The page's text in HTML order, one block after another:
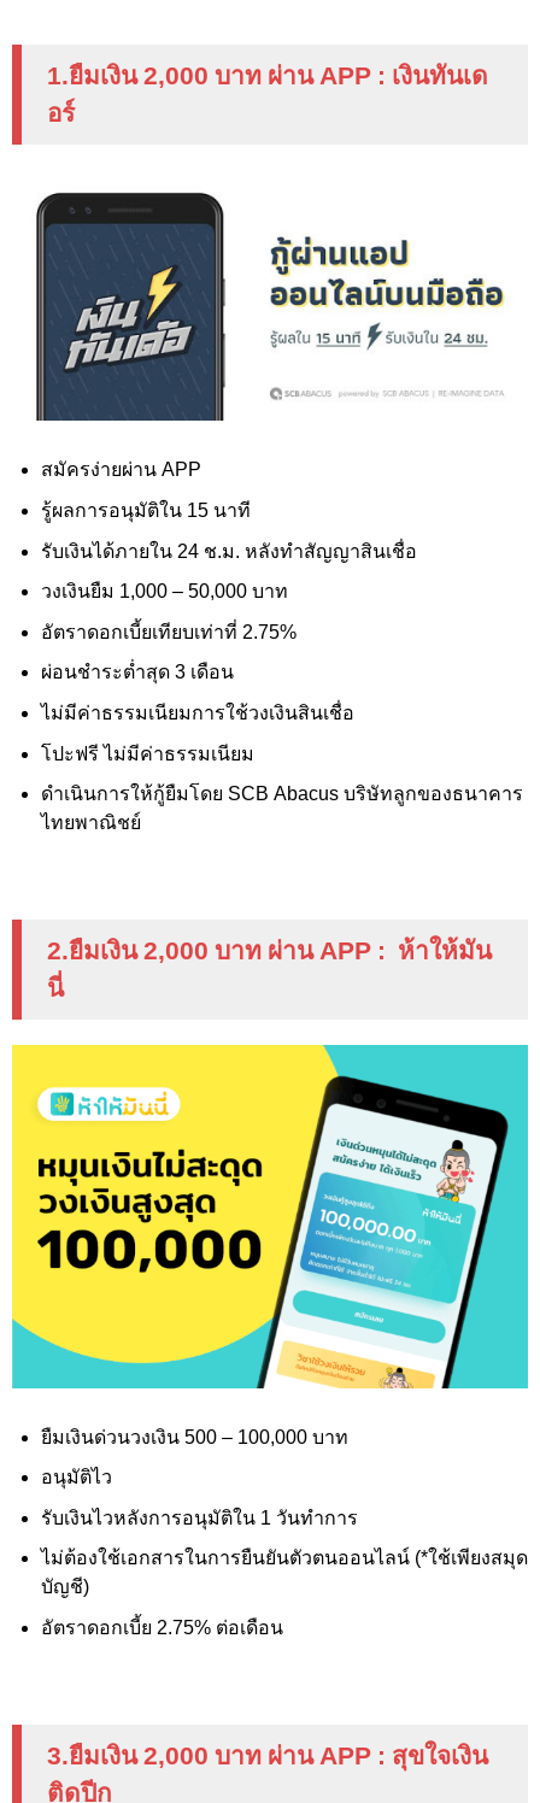
1.ยืมเงิน 2,000 บาท ผ่าน APP : เงินทันเด
อร์
สมัครง่ายผ่าน APP
รู้ผลการอนุมัติใน 15 นาที
รับเงินได้ภายใน 24 ช.ม. หลังทำสัญญาสินเชื่อ
วงเงินยืม 1,000 – 50,000 บาท
อัตราดอกเบี้ยเทียบเท่าที่ 2.75%
ผ่อนชำระต่ำสุด 3 เดือน
ไม่มีค่าธรรมเนียมการใช้วงเงินสินเชื่อ
โปะฟรี ไม่มีค่าธรรมเนียม
ดำเนินการให้กู้ยืมโดย SCB Abacus บริษัทลูกของธนาคาร
ไทยพาณิชย์
2.ยืมเงิน 2,000 บาท ผ่าน APP : ห้าให้มัน
นี่
ยืมเงินด่วนวงเงิน 500 – 100,000 บาท
อนุมัติไว
รับเงินไวหลังการอนุมัติใน 1 วันทำการ
ไม่ต้องใช้เอกสารในการยืนยันตัวตนออนไลน์ (*ใช้เพียงสมุด
บัญชี)
อัตราดอกเบี้ย 2.75% ต่อเดือน
3.ยืมเงิน 2,000 บาท ผ่าน APP : สุขใจเงิน
ติดปีก